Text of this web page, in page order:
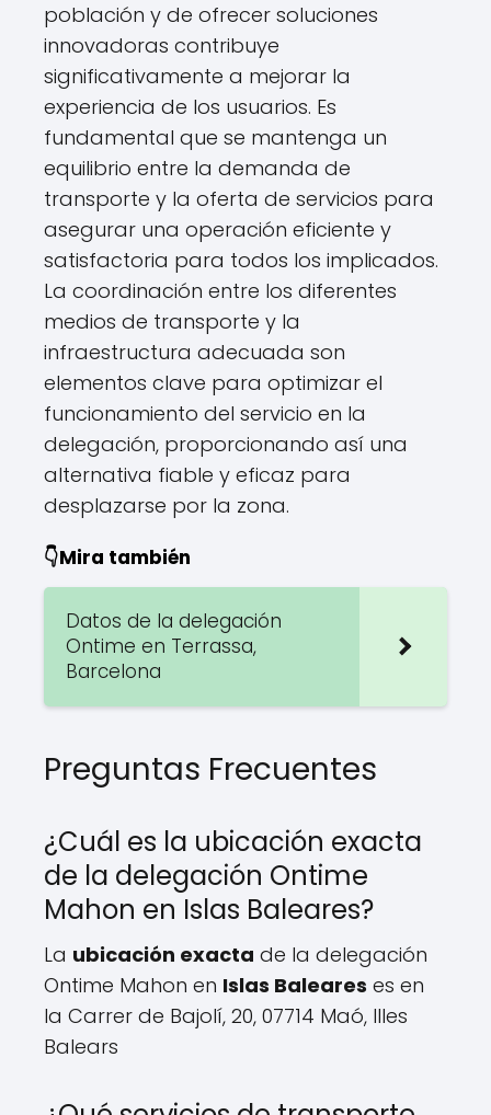
población y de ofrecer soluciones
innovadoras contribuye
significativamente a mejorar la
experiencia de los usuarios. Es
fundamental que se mantenga un
equilibrio entre la demanda de
transporte y la oferta de servicios para
asegurar una operación eficiente y
satisfactoria para todos los implicados.
La coordinación entre los diferentes
medios de transporte y la
infraestructura adecuada son
elementos clave para optimizar el
funcionamiento del servicio en la
delegación, proporcionando así una
alternativa fiable y eficaz para
desplazarse por la zona.
👇Mira también
Datos de la delegación
Ontime en Terrassa,
Barcelona
Preguntas Frecuentes
¿Cuál es la ubicación exacta
de la delegación Ontime
Mahon en Islas Baleares?
La ubicación exacta de la delegación
Ontime Mahon en Islas Baleares es en
la Carrer de Bajolí, 20, 07714 Maó, Illes
Balears